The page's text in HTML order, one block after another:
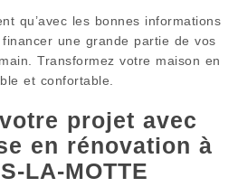
qu’avec les bonnes informations
une grande partie de vos
Transformez votre maison en
et confortable.
projet avec
en rénovation à
LA-MOTTE